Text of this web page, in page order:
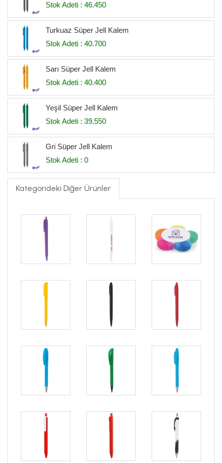
Stok Adeti : 46.450
Turkuaz Süper Jell Kalem
Stok Adeti : 40.700
Sarı Süper Jell Kalem
Stok Adeti : 40.400
Yeşil Süper Jell Kalem
Stok Adeti : 39.550
Gri Süper Jell Kalem
Stok Adeti : 0
Kategorideki Diğer Ürünler